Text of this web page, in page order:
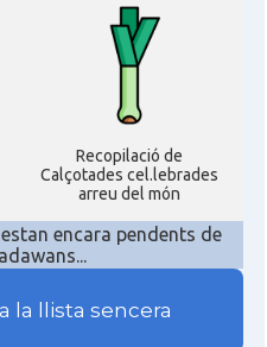
Recopilació de
Calçotades cel.lebrades
arreu del món
encara pendents de
la llista sencera